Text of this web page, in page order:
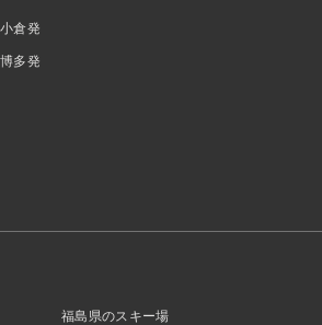
小倉発
博多発
福島県のスキー場